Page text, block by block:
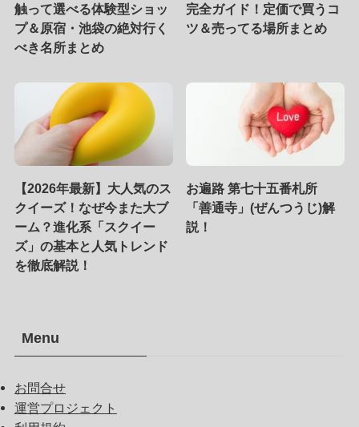
触って選べる体験型ショッ
プ＆原宿・池袋の絶対行く
べき名所まとめ
完全ガイド！定価で買うコ
ツ＆売ってる場所まとめ
【2026年最新】大人気のス
クイーズ！なぜ今また大ブ
ーム？進化系「スクイー
ズ」の基本と人気トレンド
を徹底解説！
お遍路 第七十五番札所
「善通寺」(ぜんつうじ)解
説！
Menu
お問合せ
運営プロジェクト